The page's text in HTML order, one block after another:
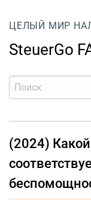
ЦЕЛЫЙ МИР
SteuerGo
(2024)